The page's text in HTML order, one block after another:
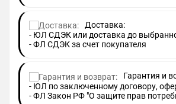
Доставка:
- ЮЛ СДЭК или доставка до
- ФЛ СДЭК за счет покупателя
Гарантия и
- ЮЛ по заключенному договору,
- ФЛ Закон РФ "О защите прав